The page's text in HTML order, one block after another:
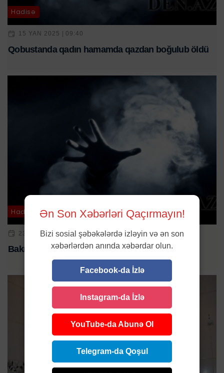
Hadisə
15 YAN 2025 | 09:40
Qobustanda qadın hamamda qazdan boğulub öldü
Hadisə
23 YAN 2024 | 09:20
Bakıda kişi qazdan zəhərlənib öldü
Ən Son Xəbərləri Qaçırmayın!
Bizi sosial şəbəkələrdə izləyin və ən son
xəbərlərdən anında xəbərdar olun.
Facebook-da İzlə
Instagram-da İzlə
YouTube-da Abunə Ol
Telegram-da Qoşul